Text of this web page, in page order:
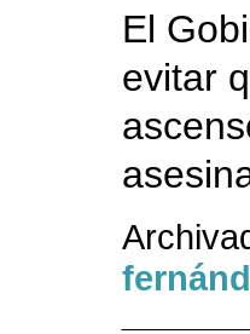
El
evitar